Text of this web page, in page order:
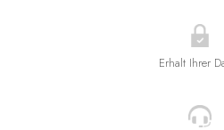
Erhalt Ihrer